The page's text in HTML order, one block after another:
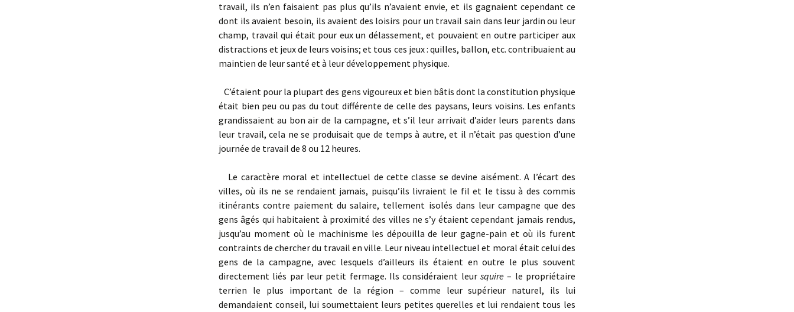
travail, ils n’en faisaient pas plus qu’ils n’avaient envie, et ils gagnaient cependant ce
dont ils avaient besoin, ils avaient des loisirs pour un travail sain dans leur jardin ou leur
champ, travail qui était pour eux un délassement, et pouvaient en outre participer aux
distractions et jeux de leurs voisins; et tous ces jeux : quilles, ballon, etc. contribuaient au
maintien de leur santé et à leur développement physique.
C’étaient pour la plupart des gens vigoureux et bien bâtis dont la constitution physique
était bien peu ou pas du tout différente de celle des paysans, leurs voisins. Les enfants
grandissaient au bon air de la campagne, et s’il leur arrivait d’aider leurs parents dans
leur travail, cela ne se produisait que de temps à autre, et il n’était pas question d’une
journée de travail de 8 ou 12 heures.
Le caractère moral et intellectuel de cette classe se devine aisément. A l’écart des
villes, où ils ne se rendaient jamais, puisqu’ils livraient le fil et le tissu à des commis
itinérants contre paiement du salaire, tellement isolés dans leur campagne que des
gens âgés qui habitaient à proximité des villes ne s’y étaient cependant jamais rendus,
jusqu’au moment où le machinisme les dépouilla de leur gagne-pain et où ils furent
contraints de chercher du travail en ville. Leur niveau intellectuel et moral était celui des
gens de la campagne, avec lesquels d’ailleurs ils étaient en outre le plus souvent
directement liés par leur petit fermage. Ils considéraient leur squire– le propriétaire
terrien le plus important de la région – comme leur supérieur naturel, ils lui
demandaient conseil, lui soumettaient leurs petites querelles et lui rendaient tous les